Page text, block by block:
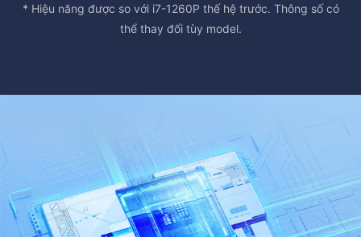
* Hiệu năng được so với i7-1260P thế hệ trước. Thông số có
thể thay đổi tùy model.